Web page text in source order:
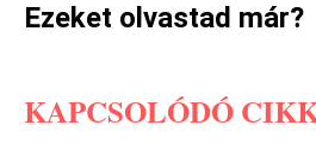
Ezeket olvastad már?
KAPCSOLÓDÓ